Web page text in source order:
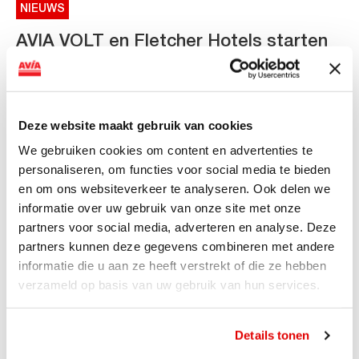
Deze website maakt gebruik van cookies
We gebruiken cookies om content en advertenties te
personaliseren, om functies voor social media te bieden
en om ons websiteverkeer te analyseren. Ook delen we
informatie over uw gebruik van onze site met onze
partners voor social media, adverteren en analyse. Deze
partners kunnen deze gegevens combineren met andere
informatie die u aan ze heeft verstrekt of die ze hebben
verzameld op basis van uw gebruik van hun services.
Details tonen
NIEUWS
AVIA VOLT en Fletcher Hotels starten
landelijke uitrol van DC-
van DC-snellaadinfrastructuur AVIA VOLT en...
Lees verder